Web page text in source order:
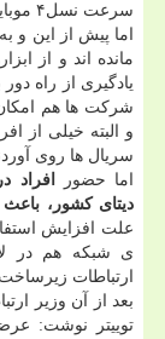
سرعت نسل۴ موبایل در آنها از متوسط كشوری پایین تر است.
اما پیش از این و
مانده اند و از
یادگیری از راه
شركت ها هم امكان
و البته خیلی از
سریال ها روی
اما حضور
دیتای كشور،
علت افزایش
ی شبكه هم در
ارتباطات
بعد از آن وزیر
توییتر نوشت: